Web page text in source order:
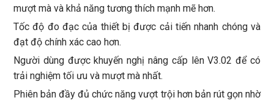
mượt mà và khả năng tương thích mạnh mẽ hơn.
Tốc độ đo đạc của thiết bị được cải tiến nhanh chóng và
đạt độ chính xác cao hơn.
Người dùng được khuyến nghị nâng cấp lên V3.02 để có
trải nghiệm tối ưu và mượt mà nhất.
Phiên bản đầy đủ chức năng vượt trội hơn bản rút gọn nhờ